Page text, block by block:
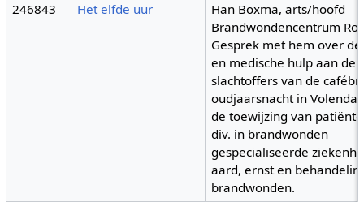
246843
Het elfde uur
Han Boxma, arts/hoofd
Brandwondencentrum
Gesprek met hem over
en medische hulp aan de
slachtoffers van de
oudjaarsnacht in
de toewijzing van
div. in brandwonden
gespecialiseerde
aard, ernst en
brandwonden.